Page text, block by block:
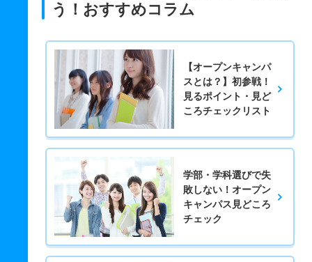
う！おすすめコラム
【オープンキャンパ
スとは？】初参戦！
見るポイント・見ど
ころチェックリスト
学部・学科選びで失
敗しない！オープン
キャンパス見どころ
チェック